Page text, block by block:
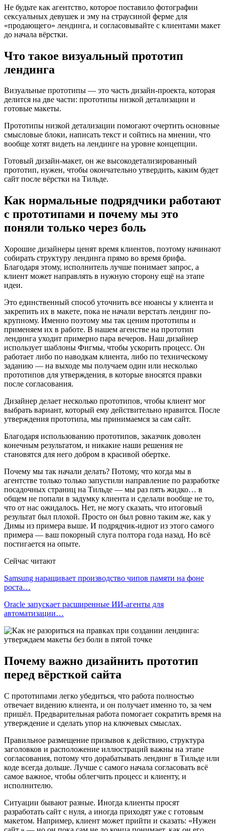
Не будьте как агентство, которое поставило фотографии
сексуальных девушек и эму на страусиной ферме для
«продающего» лендинга, и согласовывайте с клиентами макет
до начала вёрстки.
Что такое визуальный прототип
лендинга
Визуальные прототипы — это часть дизайн-проекта, которая
делится на две части: прототипы низкой детализации и
готовые макеты.
Прототипы низкой детализации помогают очертить основные
смысловые блоки, написать текст и сойтись на мнении, что
вообще хотят видеть на лендинге на уровне концепции.
Готовый дизайн-макет, он же высокодетализированный
прототип, нужен, чтобы окончательно утвердить, каким будет
сайт после вёрстки на Тильде.
Как нормальные подрядчики работают
с прототипами и почему мы это
поняли только через боль
Хорошие дизайнеры ценят время клиентов, поэтому начинают
собирать структуру лендинга прямо во время брифа.
Благодаря этому, исполнитель лучше понимает запрос, а
клиент может направлять в нужную сторону ещё на этапе
идеи.
Это единственный способ уточнить все нюансы у клиента и
закрепить их в макете, пока не начали верстать лендинг по-
крупному. Именно поэтому мы так ценим прототипы и
применяем их в работе. В нашем агенстве на прототип
лендинга уходит примерно пара вечеров. Наш дизайнер
использует шаблоны Фигмы, чтобы ускорить процесс. Он
работает либо по наводкам клиента, либо по техническому
заданию — на выходе мы получаем один или несколько
прототипов для утверждения, в которые вносятся правки
после согласования.
Дизайнер делает несколько прототипов, чтобы клиент мог
выбрать вариант, который ему действительно нравится. После
утверждения прототипа, мы принимаемся за сам сайт.
Благодаря использованию прототипов, заказчик доволен
конечным результатом, и никакие наши решения не
становятся для него добром в красивой обертке.
Почему мы так начали делать? Потому, что когда мы в
агентстве только только запустили направление по разработке
посадочных страниц на Тильде — мы раз пять жидко… в
общем не попали в задумку клиента и сделали вообще не то,
что от нас ожидалось. Нет, не могу сказать, что итоговый
результат был плохой. Просто он был ровно таким же, как у
Димы из примера выше. И подрядчик-идиот из этого самого
примера — ваш покорный слуга полтора года назад. Но всё
постигается на опыте.
Сейчас читают
Samsung наращивает производство чипов памяти на фоне
роста…
Oracle запускает расширенные ИИ‑агенты для
автоматизации…
Почему важно дизайнить прототип
перед вёрсткой сайта
С прототипами легко убедиться, что работа полностью
отвечает видению клиента, и он получает именно то, за чем
пришёл. Предварительная работа помогает сократить время на
утверждение и сделать упор на ключевых смыслах.
Правильное размещение призывов к действию, структура
заголовков и расположение иллюстраций важны на этапе
согласования, потому что дорабатывать лендинг в Тильде или
коде всегда дольше. Лучше с самого начала согласовать всё
самое важное, чтобы облегчить процесс и клиенту, и
исполнителю.
Ситуации бывают разные. Иногда клиенты просят
разработать сайт с нуля, а иногда приходят уже с готовым
макетом. Например, клиент может прийти и сказать: «Нужен